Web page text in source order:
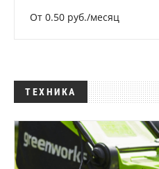
От 0.50 руб./месяц
ТЕХНИКА